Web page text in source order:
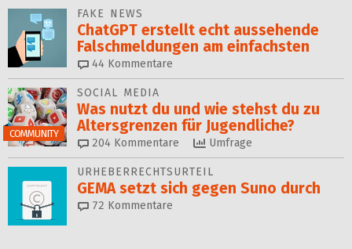
FAKE NEWS
ChatGPT erstellt echt aussehende
Falsch­mel­dungen am einfachsten
44 Kommentare
COMMUNITY
SOCIAL MEDIA
Was nutzt du und wie stehst du zu
Alters­grenzen für Jugendliche?
204 Kommentare Umfrage
URHEBERRECHTSURTEIL
GEMA setzt sich gegen Suno durch
72 Kommentare